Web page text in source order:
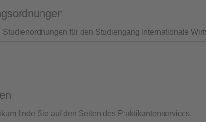
für den Studiengang Internationale
finde Sie auf den Seiten des Praktikantenservices.